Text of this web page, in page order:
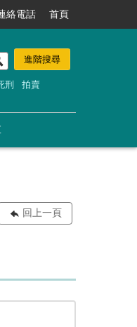
絡電話 首頁
刑 拍賣
回上一頁